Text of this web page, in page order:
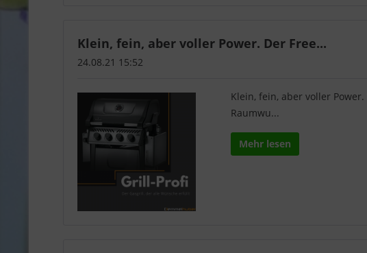
Klein, fein, aber voller Power. Der Free...
24.08.21 15:52
Klein, fein, aber voller
Raumwu...
Mehr lesen